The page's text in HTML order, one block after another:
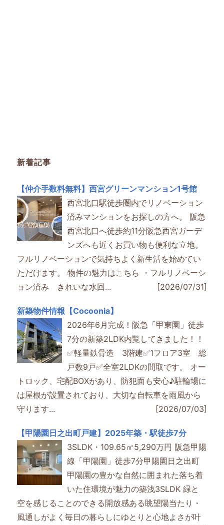
新着記事
【仲介手数料無料】西宮グリーンマンション1号館
西宮北口駅徒歩圏内でリノベーション
済みマンションをお探しの方へ。 阪急
西宮北口へ徒歩約11分阪急西宮ガーデ
ンズへも近くお買い物も便利な立地。
フルリノベーションで気持ちよく新生活を始めてい
ただけます。 物件の魅力はこちら ・フルリノベーシ
ョン済み きれいな水回...
[2026/07/31]
新築物件情報【Cocoonia】
2026年6月完成！阪急「甲東園」徒歩
7分の新築2LDK内覧してきました！！
✅軽量鉄骨造 3階建✅1フロア3室 総
戸数9戸✅全室2LDKの間取です。 オー
トロック、宅配BOXがあり、防犯面も安心♪駐輪場に
は屋根が設置されており、大切な自転車を雨風から
守ります...
[2026/07/03]
【甲陽園日之出町戸建】2025年築・駅徒歩7分
3SLDK・109.65㎡5,290万円 阪急甲陽
線「甲陽園」徒歩7分甲陽園日之出町
甲陽園の豊かな自然に囲まれた落ち着
いた住環境が魅力の築浅3SLDK 緑と
空を感じることのできる開放感ある眺望陽当たり・
風通しがよく毎日の暮らしにゆとりと心地よさが叶